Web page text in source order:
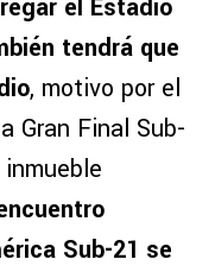
el Estadio
tendrá que
, motivo por el
Gran Final Sub-
Sub-21 se